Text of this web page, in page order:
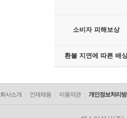
소비자 피해보상
환불 지연에 따른 배
회사소개 인재채용 이용약관 개인정보처리